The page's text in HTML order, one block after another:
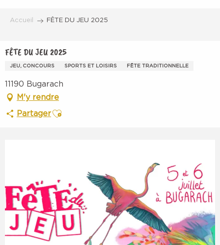
Accueil FÊTE DU JEU 2025
FÊTE DU JEU 2025
JEU, CONCOURS SPORTS ET LOISIRS FÊTE TRADITIONNELLE
11190 Bugarach
M'y rendre
PartagerAjouter aux favoris